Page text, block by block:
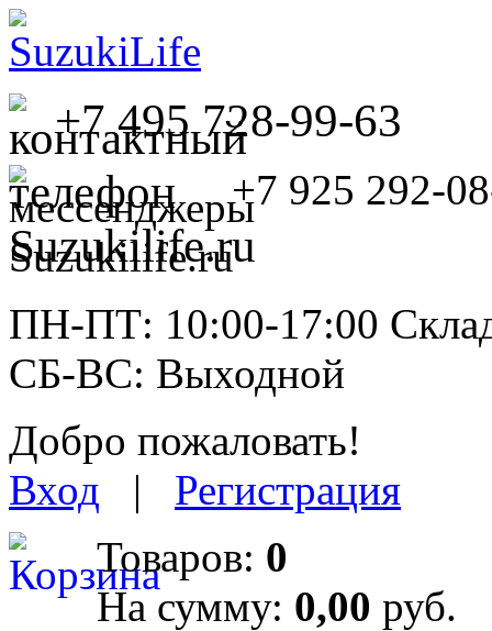
+7 495 728-99-63
+7 925 292-
ПН-ПТ: 10:00-17:00
СБ-ВС: Выходной
Добро пожаловать!
Вход | Регистрация
Товаров: 0
На сумму: 0,00 руб.